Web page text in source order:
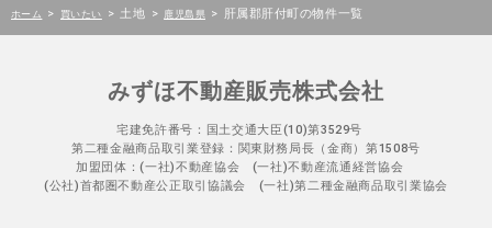
ホーム > 買いたい > 土地 > 鹿児島県 > 肝属郡肝付町の物件一覧
みずほ不動産販売株式会社
宅建免許番号：国土交通大臣(10)第3529号
第二種金融商品取引業登録：関東財務局長（金商）第1508号
加盟団体：(一社)不動産協会 (一社)不動産流通経営協会
(公社)首都圏不動産公正取引協議会 (一社)第二種金融商品取引業協会